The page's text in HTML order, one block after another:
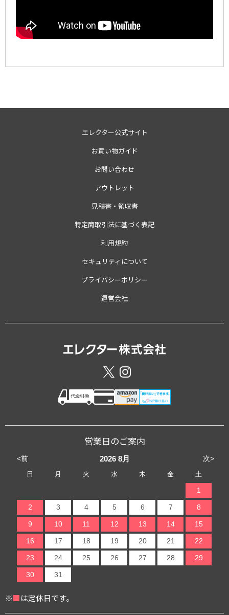
エレクター公式サイト
お買い物ガイド
お問い合わせ
アウトレット
見積書・領収書
特定商取引法に基づく表記
利用規約
セキュリティについて
プライバシーポリシー
運営会社
営業日のご案内
<前 次>
2026 8月
日 月 火 水 木 金 土
1
2 3 4 5 6 7 8
9 10 11 12 13 14 15
16 17 18 19 20 21 22
23 24 25 26 27 28 29
30 31
※■は定休日です。